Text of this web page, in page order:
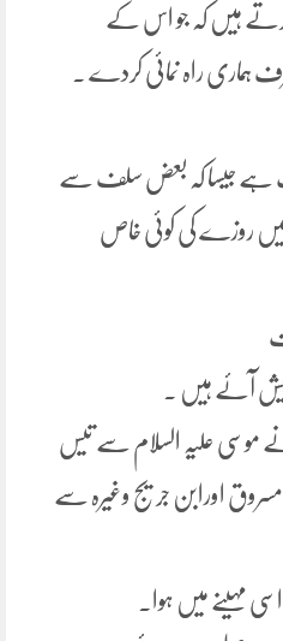
ہیں کہ جو اس کے
راہ نمائی کردے ۔
ہے جیسا کہ بعض سلف سے
روزے کی کوئی خاص
آئے ہیں ۔
نے موسی علیہ السلام سے تیس
اورابن جریج وغیرہ سے
مہینے میں ہوا۔